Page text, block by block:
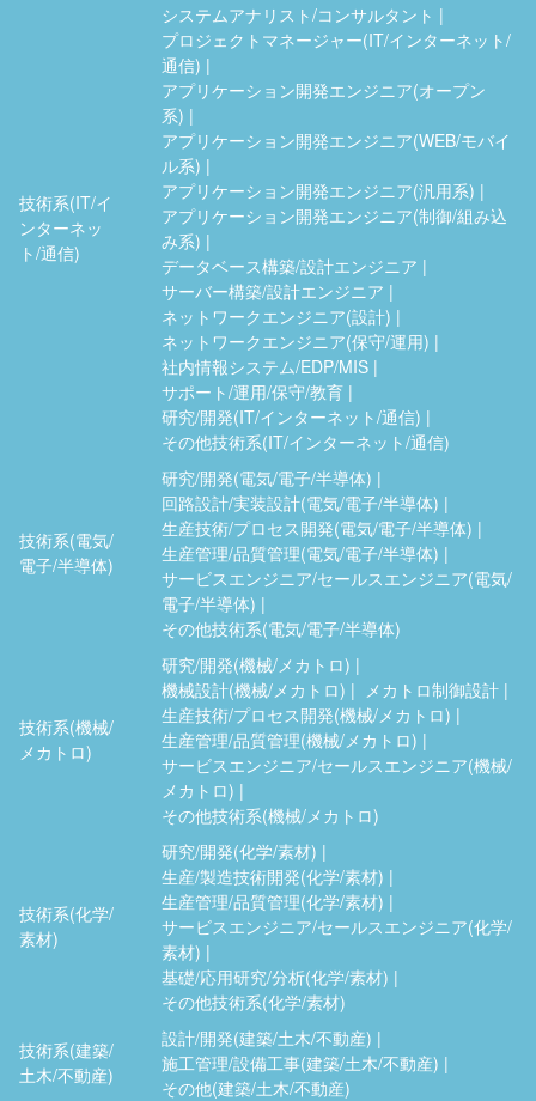
技術系(IT/イ
ンターネッ
ト/通信)
システムアナリスト/コンサルタント
プロジェクトマネージャー(IT/インターネット/
通信)
アプリケーション開発エンジニア(オープン
系)
アプリケーション開発エンジニア(WEB/モバイ
ル系)
アプリケーション開発エンジニア(汎用系)
アプリケーション開発エンジニア(制御/組み込
み系)
データベース構築/設計エンジニア
サーバー構築/設計エンジニア
ネットワークエンジニア(設計)
ネットワークエンジニア(保守/運用)
社内情報システム/EDP/MIS
サポート/運用/保守/教育
研究/開発(IT/インターネット/通信)
その他技術系(IT/インターネット/通信)
技術系(電気/
電子/半導体)
研究/開発(電気/電子/半導体)
回路設計/実装設計(電気/電子/半導体)
生産技術/プロセス開発(電気/電子/半導体)
生産管理/品質管理(電気/電子/半導体)
サービスエンジニア/セールスエンジニア(電気/
電子/半導体)
その他技術系(電気/電子/半導体)
技術系(機械/
メカトロ)
研究/開発(機械/メカトロ)
機械設計(機械/メカトロ)
メカトロ制御設計
生産技術/プロセス開発(機械/メカトロ)
生産管理/品質管理(機械/メカトロ)
サービスエンジニア/セールスエンジニア(機械/
メカトロ)
その他技術系(機械/メカトロ)
技術系(化学/
素材)
研究/開発(化学/素材)
生産/製造技術開発(化学/素材)
生産管理/品質管理(化学/素材)
サービスエンジニア/セールスエンジニア(化学/
素材)
基礎/応用研究/分析(化学/素材)
その他技術系(化学/素材)
技術系(建築/
土木/不動産)
設計/開発(建築/土木/不動産)
施工管理/設備工事(建築/土木/不動産)
その他(建築/土木/不動産)